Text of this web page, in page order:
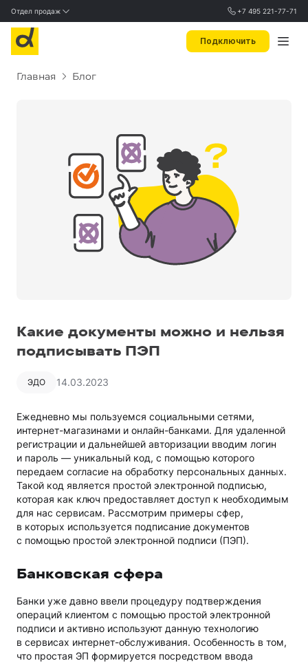
Отдел продаж +7 495 221-77-71
Подключить
Главная Блог
Какие документы можно и нельзя
подписывать ПЭП
ЭДО 14.03.2023
Ежедневно мы пользуемся социальными сетями,
интернет-магазинами и онлайн-банками. Для удаленной
регистрации и дальнейшей авторизации вводим логин
и пароль — уникальный код, с помощью которого
передаем согласие на обработку персональных данных.
Такой код является простой электронной подписью,
которая как ключ предоставляет доступ к необходимым
для нас сервисам. Рассмотрим примеры сфер,
в которых используется подписание документов
с помощью простой электронной подписи (ПЭП).
Банковская сфера
Банки уже давно ввели процедуру подтверждения
операций клиентом с помощью простой электронной
подписи и активно используют данную технологию
в сервисах интернет-обслуживания. Особенность в том,
что простая ЭП формируется посредством ввода